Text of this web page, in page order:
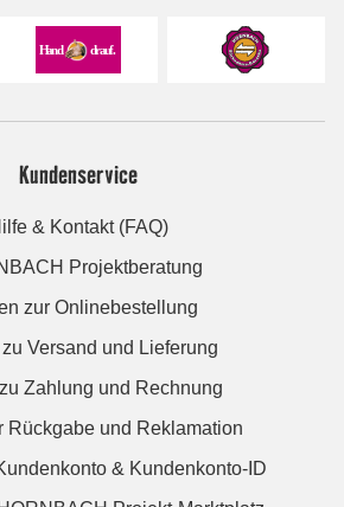
Kundenservice
& Kontakt (FAQ)
Projektberatung
zur Onlinebestellung
Versand und Lieferung
Zahlung und Rechnung
Rückgabe und Reklamation
& Kundenkonto-ID